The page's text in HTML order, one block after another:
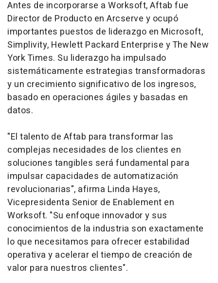
Antes de incorporarse a Worksoft, Aftab fue
Director de Producto en Arcserve y ocupó
importantes puestos de liderazgo en Microsoft,
Simplivity, Hewlett Packard Enterprise y The New
York Times. Su liderazgo ha impulsado
sistemáticamente estrategias transformadoras
y un crecimiento significativo de los ingresos,
basado en operaciones ágiles y basadas en
datos.
"El talento de Aftab para transformar las
complejas necesidades de los clientes en
soluciones tangibles será fundamental para
impulsar capacidades de automatización
revolucionarias", afirma Linda Hayes,
Vicepresidenta Senior de Enablement en
Worksoft. "Su enfoque innovador y sus
conocimientos de la industria son exactamente
lo que necesitamos para ofrecer estabilidad
operativa y acelerar el tiempo de creación de
valor para nuestros clientes".